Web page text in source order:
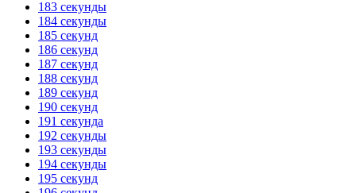
183 секунды
184 секунды
185 секунд
186 секунд
187 секунд
188 секунд
189 секунд
190 секунд
191 секунда
192 секунды
193 секунды
194 секунды
195 секунд